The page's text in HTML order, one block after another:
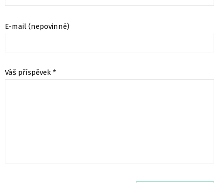
E-mail (nepovinné)
Váš příspěvek *